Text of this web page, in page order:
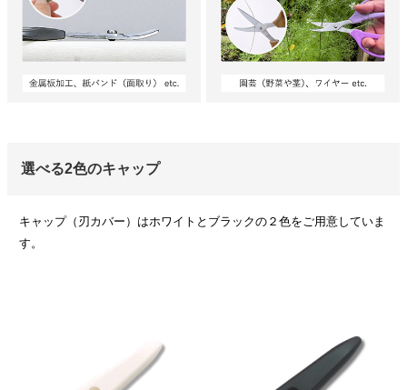
選べる2色のキャップ
キャップ（刃カバー）はホワイトとブラックの２色をご用意していま
す。